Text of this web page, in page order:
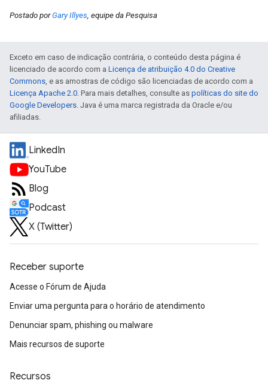
Postado porGary Illyes, equipe da Pesquisa
Exceto em caso de indicação contrária, o conteúdo desta página é
licenciado de acordo com a Licença de atribuição 4.0 do Creative
Commons, e as amostras de código são licenciadas de acordo com a
Licença Apache 2.0. Para mais detalhes, consulte as políticas do site do
Google Developers. Java é uma marca registrada da Oracle e/ou
afiliadas.
LinkedIn
YouTube
Blog
Podcast
X (Twitter)
Receber suporte
Acesse o Fórum de Ajuda
Enviar uma pergunta para o horário de atendimento
Denunciar spam, phishing ou malware
Mais recursos de suporte
Recursos